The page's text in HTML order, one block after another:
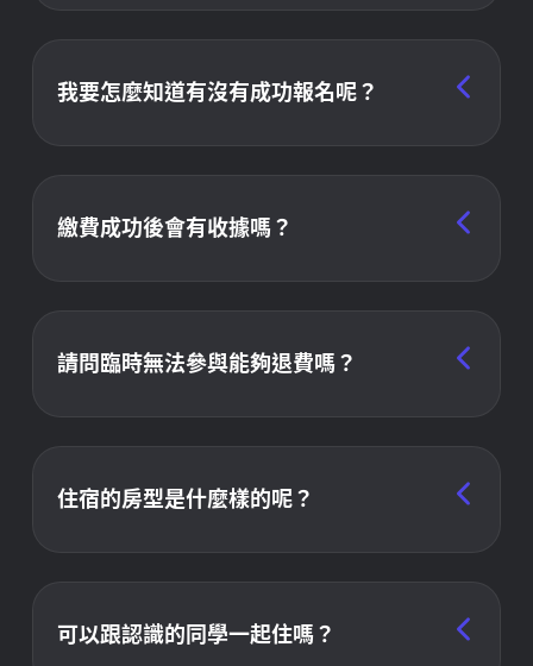
我要怎麼知道有沒有成功報名呢？
本次夏令營預計招收學員 80 名，我們會針對報名
資料做簡易審查，非先報先贏。我們將在您報名後
功。若報名成功，再請於收到通知信的一週內，按
繳費成功後會有收據嗎？
我們會由承辦公司（星希科技有限公司）開立發
票。並在營期間交予學員。
請問臨時無法參與能夠退費嗎？
活動 10 天（含）前取消：酌扣相關手續費用500
元。活動2天（含）前取消：酌扣相關手續費用
動前一天及當天取消原因，如因個人身體狀況無法
費用 500 元。
住宿的房型是什麼樣的呢？
清大學生宿舍四人房，實際房型依照學校分配決
定。由於學校僅提供床位，因此請記得攜帶睡袋或
可以跟認識的同學一起住嗎？